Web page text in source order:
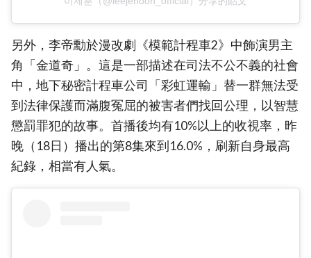
另外，李帝勳於漫改劇《模範計程車2》中飾演男主
角「金道奇」。這是一部描述在司法不公不義的社會
中，地下秘密計程車公司「彩虹運輸」替一群無法受
到法律保護而滿腹冤屈的被害者們找回公理，以智慧
懲罰罪犯的故事。首播後均有10%以上的收視率，昨
晚（18日）播出的第8集來到16.0%，刷新自身最高
紀錄，相當有人氣。